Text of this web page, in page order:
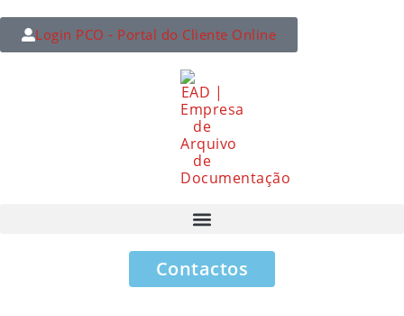
Login PCO - Portal do Cliente Online
Contactos